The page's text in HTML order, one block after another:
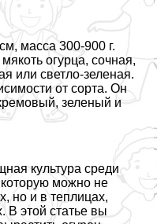
масса 300-900 г.
огурца, сочная,
или светло-зеленая.
от сорта. Он
зеленый и
культура среди
можно не
но и в теплицах,
В этой статье вы